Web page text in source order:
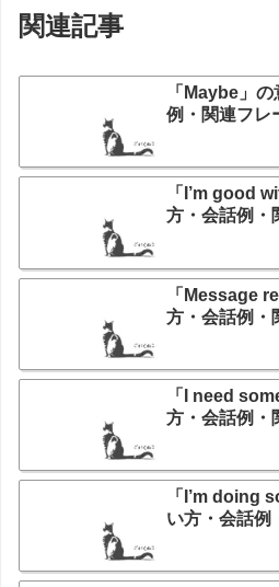
関連記事
「Maybe」
例・関連フレ
「I’m good
方・会話例・
「Message
方・会話例・
「I need
方・会話例・
「I’m doing
い方・会話例